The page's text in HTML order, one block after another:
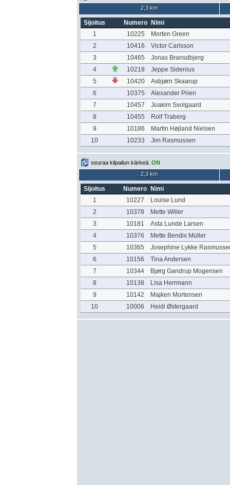
2,3 km
Sijoitus Numero
Nimi
1
10225
Morten Green
2
10416
Victor Carlsson
3
10465
Jonas Bransdbjerg
4
10218
Jeppe Sidenius
5
10420
Asbjørn Skaarup
6
10375
Alexander Prien
7
10457
Joakim Svolgaard
8
10455
Rolf Traberg
9
10186
Martin Højland Nielsen
10
10233 Jim Rasmussen
seuraa kilpailun kärkeä: ON
2,3 km
Sijoitus Numero
Nimi
1
10227
Louise Lund
2
10378
Mette Willer
3
10181
Asta Lunde Larsen
4
10376
Mette Bendix Müller
5
10365
Josephine Lykke
6
10156
Tina Andersen
7
10344
Bjørg Gandrup Mogensen
8
10138
Lisa Herrmann
9
10142
Majken Mortensen
10
10006 Heidi Østergaard